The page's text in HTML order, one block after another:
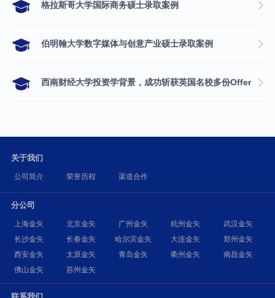
格拉斯哥大学国际商务硕士录取案例
伯明翰大学数字媒体与创意产业硕士录取案例
西南财经大学投资学背景，成功斩获英国名校多份Offer
关于我们
公司简介 荣誉历程 渠道合作
分公司
上海金矢 北京金矢 广州金矢 杭州金矢
武汉金矢
长沙金矢
长春金矢 哈尔滨金矢 大连金矢
郑州金矢
西安金矢
太原金矢 青岛金矢 衢州金矢
南昌金矢
佛山金矢
苏州金矢